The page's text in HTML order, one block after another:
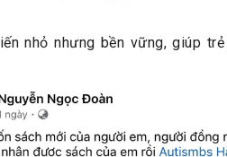
nhỏ nhưng bền vững, giúp